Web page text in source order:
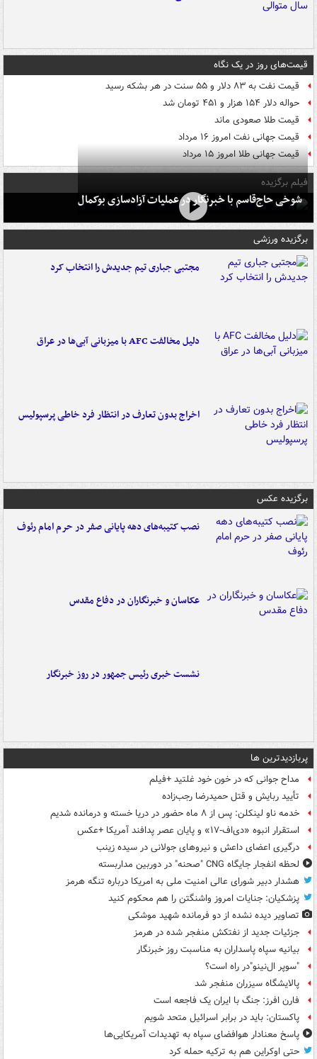
قیمت‌های روز در یک نگاه
قیمت نفت به ۸۳ دلار و ۵۵ سنت در هر بشکه رسید
حواله دلار ۱۵۴ هزار و ۴۵۱ تومان شد
قیمت طلا صعودی ماند
قیمت جهانی نفت امروز ۱۶ مرداد
قیمت جهانی طلا امروز ۱۵ مرداد
فیلم برگزیده
شوخی حاج‌قاسم با خبرنگار در عملیات آزادسازی بوکمال
برگزیده ورزشی
مجتبی جباری تیم جدیدش را انتخاب کرد
دلیل مخالفت AFC با میزبانی آبی‌ها در عراق
اخراج بدون تعارف در انتظار فرد خاطی پرسپولیس
برگزیده عکس
نصب کتیبه‌های دهه پایانی صفر در حرم امام رئوف
عکاسان و خبرنگاران در دفاع مقدس
نشست خبری رئیس جمهور در روز خبرنگار
پربازدیدترین ها
مداح جوانی که در خون خود غلتید +فیلم
تأیید ربایش و قتل حمیدرضا رجب‌زاده
خدمه ناو لینکلن: پس از ۸ ماه حضور در دریا خسته و درمانده‌ شدیم
استقرار انبوه «دی‌اف‑۱۷» و پایان عصر پدافند آمریکا +عکس
درگیری اعضای داعش و نیروهای جولانی در سیده زینب
لحظه انفجار جایگاه CNG "صحنه" در دوربین مداربسته
هشدار دبیر شورای عالی امنیت ملی به امریکا درباره تنگه هرمز
پزشکیان: جنایات امروز واشنگتن را هم محکوم کنید
تصاویر دیده‌ نشده از دو فرمانده شهید موشکی
جزئیات جدید از نفتکش منفجر شده در هرمز
بیانیه سپاه پاسداران به مناسبت روز خبرنگار
"سوپر ال‌نینو"در راه است؟
پالایشگاه سیزران منفجر شد
فارن افرز: جنگ با ایران یک فاجعه است
پاکستان: باید در برابر اسرائیل متحد شویم
پاسخ معنادار هوافضای سپاه به تهدیدات آمریکایی‌ها
حتی اوکراین هم به ترکیه حمله کرد